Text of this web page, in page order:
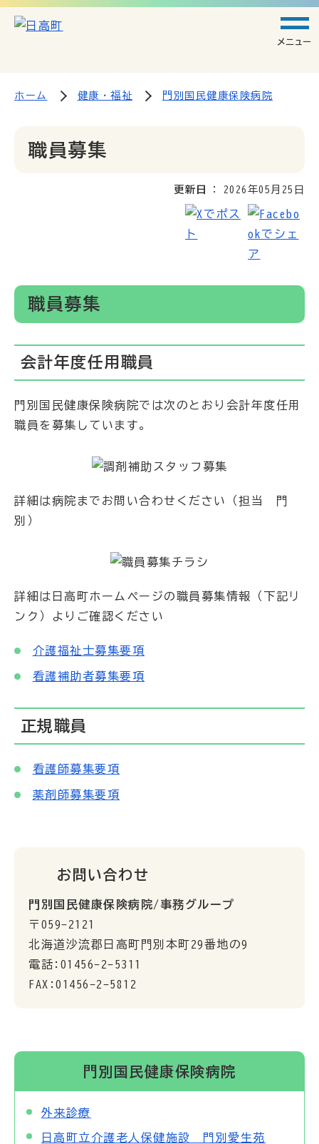
メニュー
ホーム 健康・福祉 門別国民健康保険病院
職員募集
更新日 2026年05月25日
職員募集
会計年度任用職員
門別国民健康保険病院では次のとおり会計年度任用
職員を募集しています。
詳細は病院までお問い合わせください（担当 門
別）
詳細は日高町ホームページの職員募集情報（下記リ
ンク）よりご確認ください
介護福祉士募集要項
看護補助者募集要項
正規職員
看護師募集要項
薬剤師募集要項
お問い合わせ
門別国民健康保険病院/事務グループ
〒059-2121
北海道沙流郡日高町門別本町29番地の9
電話:01456-2-5311
FAX:01456-2-5812
門別国民健康保険病院
外来診療
日高町立介護老人保健施設 門別愛生苑